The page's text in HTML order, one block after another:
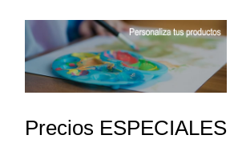
Precios ESPECIALES